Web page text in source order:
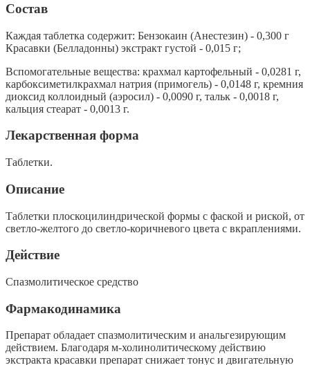
Состав
Каждая таблетка содержит: Бензокаин (Анестезин) - 0,300 г
Красавки (Белладонны) экстракт густой - 0,015 г;
Вспомогательные вещества: крахмал картофельный - 0,0281 г,
карбоксиметилкрахмал натрия (примогель) - 0,0148 г, кремния
диоксид коллоидный (аэросил) - 0,0090 г, тальк - 0,0018 г,
кальция стеарат - 0,0013 г.
Лекарственная форма
Таблетки.
Описание
Таблетки плоскоцилиндрической формы с фаской и риской, от
светло-желтого до светло-коричневого цвета с вкраплениями.
Действие
Спазмолитическое средство
Фармакодинамика
Препарат обладает спазмолитическим и анальгезирующим
действием. Благодаря м-холинолитическому действию
экстракта красавки препарат снижает тонус и двига­тельную